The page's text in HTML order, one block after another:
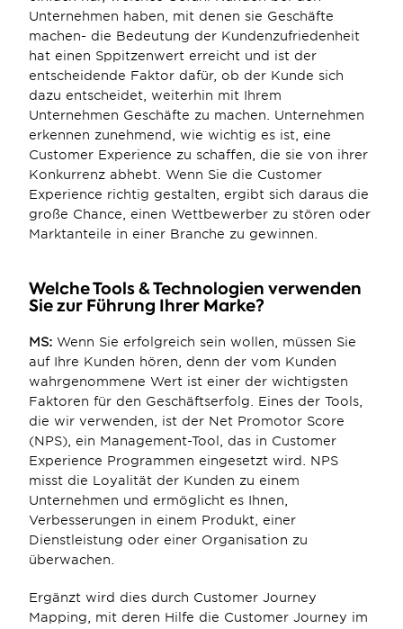
Unternehmen haben, mit denen sie Geschäfte
machen- die Bedeutung der Kundenzufriedenheit
hat einen Sppitzenwert erreicht und ist der
entscheidende Faktor dafür, ob der Kunde sich
dazu entscheidet, weiterhin mit Ihrem
Unternehmen Geschäfte zu machen. Unternehmen
erkennen zunehmend, wie wichtig es ist, eine
Customer Experience zu schaffen, die sie von ihrer
Konkurrenz abhebt. Wenn Sie die Customer
Experience richtig gestalten, ergibt sich daraus die
große Chance, einen Wettbewerber zu stören oder
Marktanteile in einer Branche zu gewinnen.
Welche Tools & Technologien verwenden
Sie zur Führung Ihrer Marke?
MS: Wenn Sie erfolgreich sein wollen, müssen Sie
auf Ihre Kunden hören, denn der vom Kunden
wahrgenommene Wert ist einer der wichtigsten
Faktoren für den Geschäftserfolg. Eines der Tools,
die wir verwenden, ist der Net Promotor Score
(NPS), ein Management-Tool, das in Customer
Experience Programmen eingesetzt wird. NPS
misst die Loyalität der Kunden zu einem
Unternehmen und ermöglicht es Ihnen,
Verbesserungen in einem Produkt, einer
Dienstleistung oder einer Organisation zu
überwachen.
Ergänzt wird dies durch Customer Journey
Mapping, mit deren Hilfe die Customer Journey im